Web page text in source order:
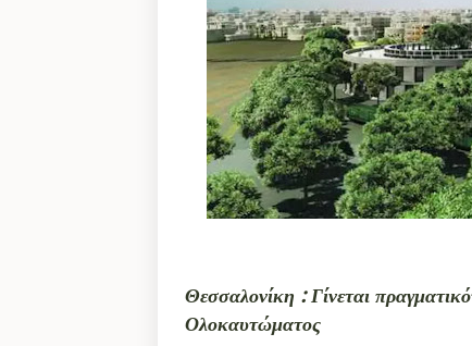
Θεσσαλονίκη : Γίνεται
Ολοκαυτώματος